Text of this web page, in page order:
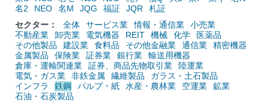
名2
NEO 名M JQG 福証 JQR
札証
セクター：
全体 サービス業 情報・通信業
小売業
不動産業
卸売業 電気機器 REIT 機械 化学
医薬品
その他製品
建設業 食料品 その他金融業 通信業
精密機器
金属製品
保険業 証券業 銀行業
輸送用機器
倉庫・運輸関連業
証券、商品先物取引業
陸運業
電気・ガス業
非鉄金属 繊維製品
ガラス・土石製品
インフラ
鉄鋼 パルプ・紙 水産・農林業 空運業
鉱業
石油・石炭製品